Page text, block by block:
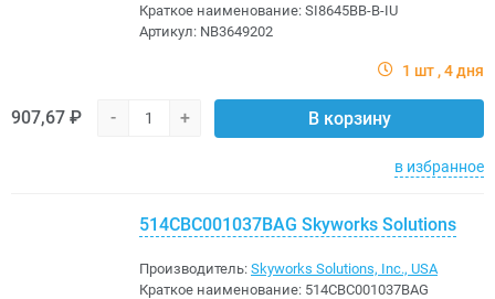
Краткое наименование: SI8645BB-B-IU
Артикул: NB3649202
1 шт 4 дня
907,67 ₽ - + В корзину
в избранное
514CBC001037BAG Skyworks Solutions
Производитель: Skyworks Solutions, Inc., USA
Краткое наименование: 514CBC001037BAG